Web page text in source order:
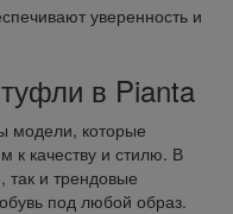
уверенность и
в Pianta
модели, которые
к качеству и стилю. В
так и трендовые
под любой образ.